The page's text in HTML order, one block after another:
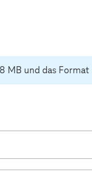
MB und das Format